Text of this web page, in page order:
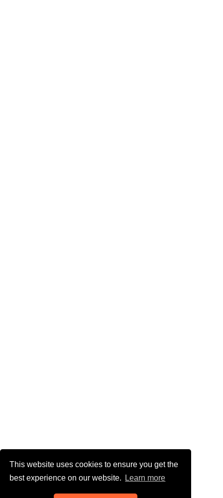
This website uses cookies to ensure you get the
best experience on our website.
Learn more